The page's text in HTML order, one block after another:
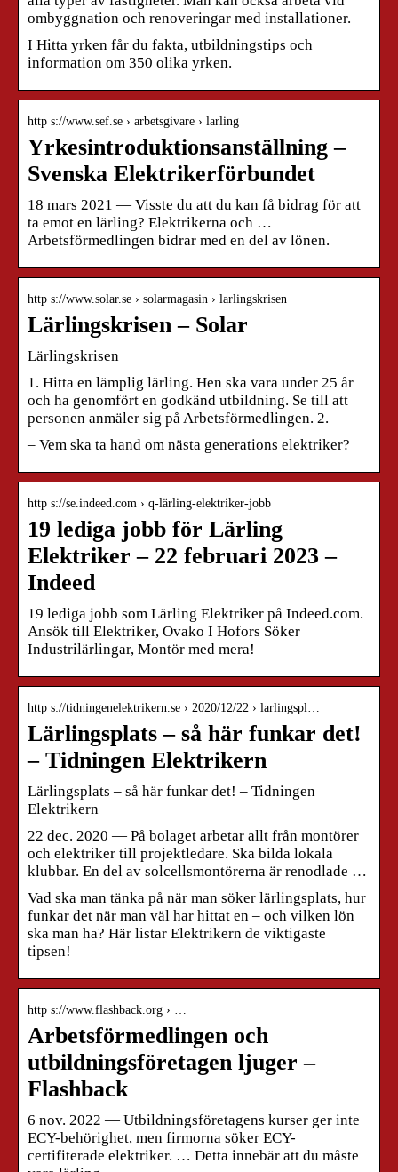
ombyggnation och renoveringar med installationer.
I Hitta yrken får du fakta, utbildningstips och
information om 350 olika yrken.
http s://www.sef.se › arbetsgivare › larling
Yrkesintroduktionsanställning –
Svenska Elektrikerförbundet
18 mars 2021 — Visste du att du kan få bidrag för att
ta emot en lärling? Elektrikerna och …
Arbetsförmedlingen bidrar med en del av lönen.
http s://www.solar.se › solarmagasin › larlingskrisen
Lärlingskrisen – Solar
Lärlingskrisen
1. Hitta en lämplig lärling. Hen ska vara under 25 år
och ha genomfört en godkänd utbildning. Se till att
personen anmäler sig på Arbetsförmedlingen. 2.
– Vem ska ta hand om nästa generations elektriker?
http s://se.indeed.com › q-lärling-elektriker-jobb
19 lediga jobb för Lärling
Elektriker – 22 februari 2023 –
Indeed
19 lediga jobb som Lärling Elektriker på Indeed.com.
Ansök till Elektriker, Ovako I Hofors Söker
Industrilärlingar, Montör med mera!
http s://tidningenelektrikern.se › 2020/12/22 › larlingspl…
Lärlingsplats – så här funkar det!
– Tidningen Elektrikern
Lärlingsplats – så här funkar det! – Tidningen
Elektrikern
22 dec. 2020 — På bolaget arbetar allt från montörer
och elektriker till projektledare. Ska bilda lokala
klubbar. En del av solcellsmontörerna är renodlade …
Vad ska man tänka på när man söker lärlingsplats, hur
funkar det när man väl har hittat en – och vilken lön
ska man ha? Här listar Elektrikern de viktigaste
tipsen!
http s://www.flashback.org › …
Arbetsförmedlingen och
utbildningsföretagen ljuger –
Flashback
6 nov. 2022 — Utbildningsföretagens kurser ger inte
ECY-behörighet, men firmorna söker ECY-
certifiterade elektriker. … Detta innebär att du måste